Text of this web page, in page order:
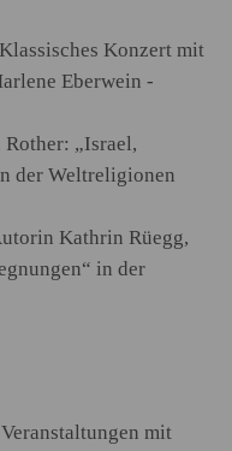
Konzert mit
Eberwein -
„Israel,
der Weltreligionen
Kathrin Rüegg,
in der
mit